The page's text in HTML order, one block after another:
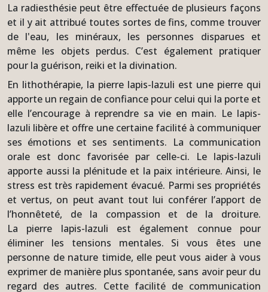
La radiesthésie peut être effectuée de plusieurs façons
et il y ait attribué toutes sortes de fins, comme trouver
de l'eau, les minéraux, les personnes disparues et
même les objets perdus. C’est également pratiquer
pour la guérison, reiki et la divination.
En lithothérapie, la pierre lapis-lazuli est une pierre qui
apporte un regain de confiance pour celui qui la porte et
elle l’encourage à reprendre sa vie en main. Le lapis-
lazuli libère et offre une certaine facilité à communiquer
ses émotions et ses sentiments. La communication
orale est donc favorisée par celle-ci. Le lapis-lazuli
apporte aussi la plénitude et la paix intérieure. Ainsi, le
stress est très rapidement évacué. Parmi ses propriétés
et vertus, on peut avant tout lui conférer l’apport de
l’honnêteté, de la compassion et de la droiture.
La pierre lapis-lazuli est également connue pour
éliminer les tensions mentales. Si vous êtes une
personne de nature timide, elle peut vous aider à vous
exprimer de manière plus spontanée, sans avoir peur du
regard des autres. Cette facilité de communication